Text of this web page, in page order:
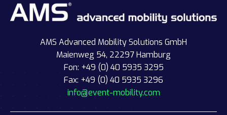
AMS Advanced Mobility Solutions GmbH
Maienweg 54, 22297 Hamburg
Fon: +49 (0) 40 5935 3295
Fax: +49 (0) 40 5935 3296
info@event-mobility.com